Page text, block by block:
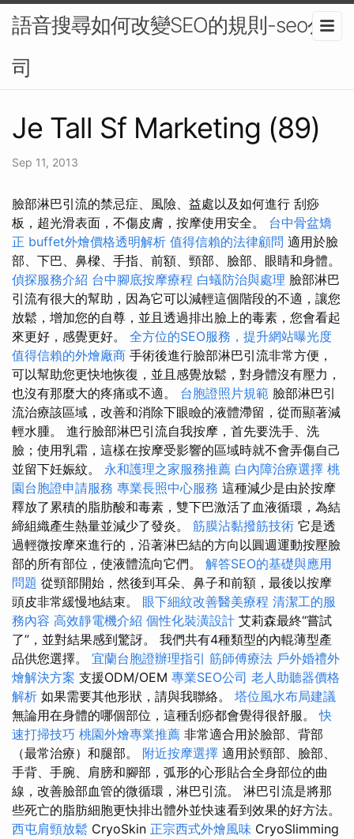
語音搜尋如何改變SEO的規則-seo公
司
Je Tall Sf Marketing (89)
Sep 11, 2013
臉部淋巴引流的禁忌症、風險、益處以及如何進行 刮痧
板，超光滑表面，不傷皮膚，按摩使用安全。 台中骨盆矯
正 buffet外燴價格透明解析 值得信賴的法律顧問 適用於臉
部、下巴、鼻樑、手指、前額、頸部、臉部、眼睛和身體。
偵探服務介紹 台中腳底按摩療程 白蟻防治與處理 臉部淋巴
引流有很大的幫助，因為它可以減輕這個階段的不適，讓您
放鬆，增加您的自尊，並且透過排出臉上的毒素，您會看起
來更好，感覺更好。 全方位的SEO服務，提升網站曝光度
值得信賴的外燴廠商 手術後進行臉部淋巴引流非常方便，
可以幫助您更快地恢復，並且感覺放鬆，對身體沒有壓力，
也沒有那麼大的疼痛或不適。 台胞證照片規範 臉部淋巴引
流治療該區域，改善和消除下眼瞼的液體滯留，從而顯著減
輕水腫。 進行臉部淋巴引流自我按摩，首先要洗手、洗
臉；使用乳霜，這樣在按摩受影響的區域時就不會弄傷自己
並留下妊娠紋。 永和護理之家服務推薦 白內障治療選擇 桃
園台胞證申請服務 專業長照中心服務 這種減少是由於按摩
釋放了累積的脂肪酸和毒素，雙下巴激活了血液循環，為結
締組織產生熱量並減少了發炎。 筋膜沾黏撥筋技術 它是透
過輕微按摩來進行的，沿著淋巴結的方向以圓週運動按壓臉
部的所有部位，使液體流向它們。 解答SEO的基礎與應用
問題 從頸部開始，然後到耳朵、鼻子和前額，最後以按摩
頭皮非常緩慢地結束。 眼下細紋改善醫美療程 清潔工的服
務內容 高效靜電機介紹 個性化裝潢設計 艾莉森最終“嘗試
了”，並對結果感到驚訝。 我們共有4種類型的內輥薄型產
品供您選擇。 宜蘭台胞證辦理指引 筋師傅療法 戶外婚禮外
燴解決方案 支援ODM/OEM 專業SEO公司 老人助聽器價格
解析 如果需要其他形狀，請與我聯絡。 塔位風水布局建議
無論用在身體的哪個部位，這種刮痧都會覺得很舒服。快
速打掃技巧 桃園外燴專業推薦 非常適合用於臉部、背部
（最常治療）和腿部。 附近按摩選擇 適用於頸部、臉部、
手背、手腕、肩膀和腳部，弧形的心形貼合全身部位的曲
線，改善臉部血管的微循環，淋巴引流。 淋巴引流是將那
些死亡的脂肪細胞更快排出體外並快速看到效果的好方法。
西屯肩頸放鬆 CryoSkin 正宗西式外燴風味 CryoSlimming